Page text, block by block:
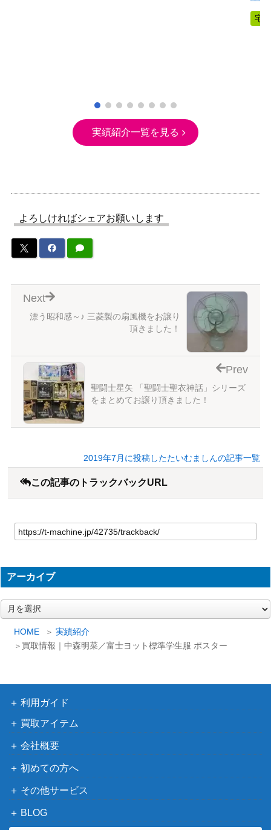
HOME
実績紹介
買取情報｜中森明菜／富士ヨット標準学生服 ポスター
宅
実績紹介一覧を見る
よろしければシェアお願いします
漂う昭和感～♪ 三菱製の扇風機をお譲り
頂きました！
Next
聖闘士星矢 「聖闘士聖衣神話」シリーズ
をまとめてお譲り頂きました！
Prev
2019年7月に投稿したたいむましんの記事一覧
この記事のトラックバックURL
アーカイブ
ー
利用ガイド
買取アイテム
会社概要
初めての方へ
その他サービス
BLOG